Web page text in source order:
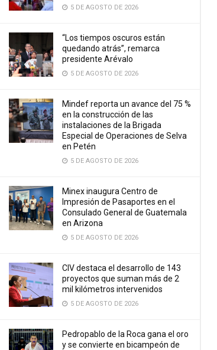
5 DE AGOSTO DE 2026
“Los tiempos oscuros están
quedando atrás”, remarca
presidente Arévalo
5 DE AGOSTO DE 2026
Mindef reporta un avance del 75 %
en la construcción de las
instalaciones de la Brigada
Especial de Operaciones de Selva
en Petén
5 DE AGOSTO DE 2026
Minex inaugura Centro de
Impresión de Pasaportes en el
Consulado General de Guatemala
en Arizona
5 DE AGOSTO DE 2026
CIV destaca el desarrollo de 143
proyectos que suman más de 2
mil kilómetros intervenidos
5 DE AGOSTO DE 2026
Pedropablo de la Roca gana el oro
y se convierte en bicampeón de